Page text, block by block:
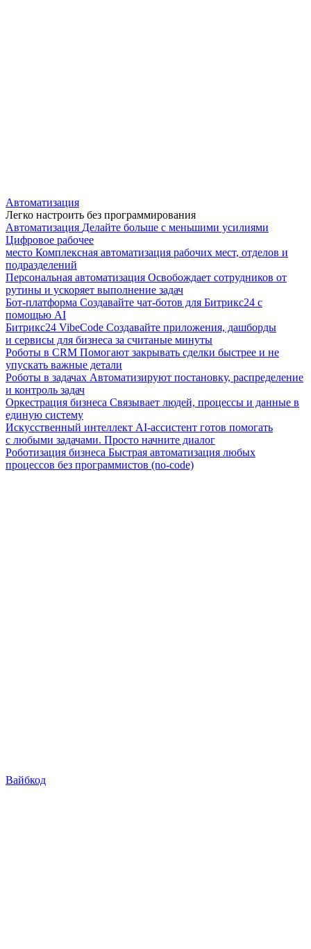
Автоматизация
Легко настроить без программирования
Автоматизация Делайте больше с меньшими усилиями
Цифровое рабочее
место Комплексная автоматизация рабочих мест, отделов и
подразделений
Персональная автоматизация Освобождает сотрудников от
рутины и ускоряет выполнение задач
Бот-платформа Создавайте чат-ботов для Битрикс24 с
помощью AI
Битрикс24 VibeCode Создавайте приложения, дашборды
и сервисы для бизнеса за считаные минуты
Роботы в CRM Помогают закрывать сделки быстрее и не
упускать важные детали
Роботы в задачах Автоматизируют постановку, распределение
и контроль задач
Оркестрация бизнеса Связывает людей, процессы и данные в
единую систему
Искусственный интеллект AI-ассистент готов помогать
с любыми задачами. Просто начните диалог
Роботизация бизнеса Быстрая автоматизация любых
процессов без программистов (no-code)
Вайбкод